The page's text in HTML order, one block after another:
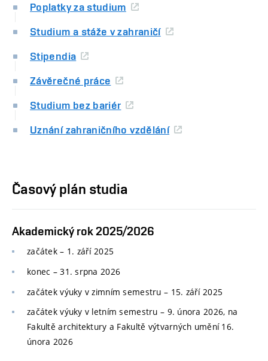
Poplatky za studium
Studium a stáže v zahraničí
Stipendia
Závěrečné práce
Studium bez bariér
Uznání zahraničního vzdělání
Časový plán studia
Akademický rok 2025/2026
začátek – 1. září 2025
konec –31. srpna 2026
začátek výuky v zimním semestru – 15. září 2025
začátek výuky v letním semestru – 9. února 2026, na
Fakultě architektury a Fakultě výtvarných umění 16.
února 2026